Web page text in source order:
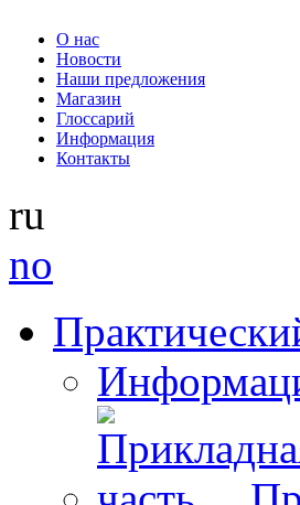
О нас
Новости
Наши предложения
Магазин
Глоссарий
Информация
Контакты
ru
no